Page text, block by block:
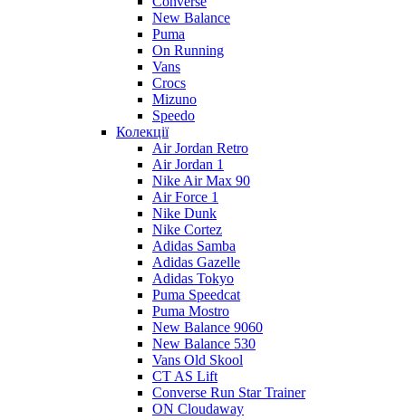
New Balance
Puma
On Running
Vans
Crocs
Mizuno
Speedo
Колекції
Air Jordan Retro
Air Jordan 1
Nike Air Max 90
Air Force 1
Nike Dunk
Nike Cortez
Adidas Samba
Adidas Gazelle
Adidas Tokyo
Puma Speedcat
Puma Mostro
New Balance 9060
New Balance 530
Vans Old Skool
CT AS Lift
Converse Run Star Trainer
ON Cloudaway